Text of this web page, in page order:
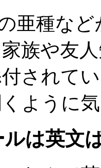
亜種な
族や友
されて
くように
は英文